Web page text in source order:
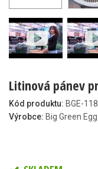
Litinová pánev
Kód produktu: BGE-
Výrobce: Big Green Egg